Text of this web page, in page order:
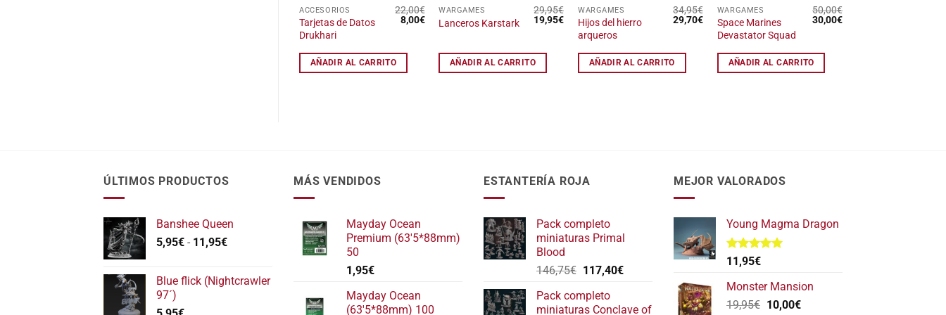
ACCESORIOS
Tarjetas de Datos
Drukhari
22,00€
El
8,00€El
precio
8,00€.
AÑADIR AL CARRITO
WARGAMES
Lanceros Karstark
29,95€
El
29,95€.
19,95€El
precio
actual
19,95€.
AÑADIR AL CARRITO
WARGAMES
Hijos del hierro
arqueros
34,95€
El
34,95€.
29,70€El
precio
actual
29,70€.
AÑADIR AL CARRITO
WARGAMES
Space Marines
Devastator Squad
50,00€
El
50,00€.
30,00€El
AÑADIR AL CARRITO
ÚLTIMOS PRODUCTOS
Banshee Queen
5,95€ - 11,95€Rango
desde
Blue flick (Nightcrawler
97´)
MÁS VENDIDOS
Mayday Ocean
Premium (63'5*88mm)
50
1,95€
Mayday Ocean
(63'5*88mm) 100
ESTANTERÍA ROJA
Pack completo
miniaturas Primal
Blood
146,75€ El
original
117,40€El
Pack completo
miniaturas Conclave of
MEJOR VALORADOS
Young Magma Dragon
Valorado
con
de 5
11,95€
Monster Mansion
19,95€ El
10,00€El